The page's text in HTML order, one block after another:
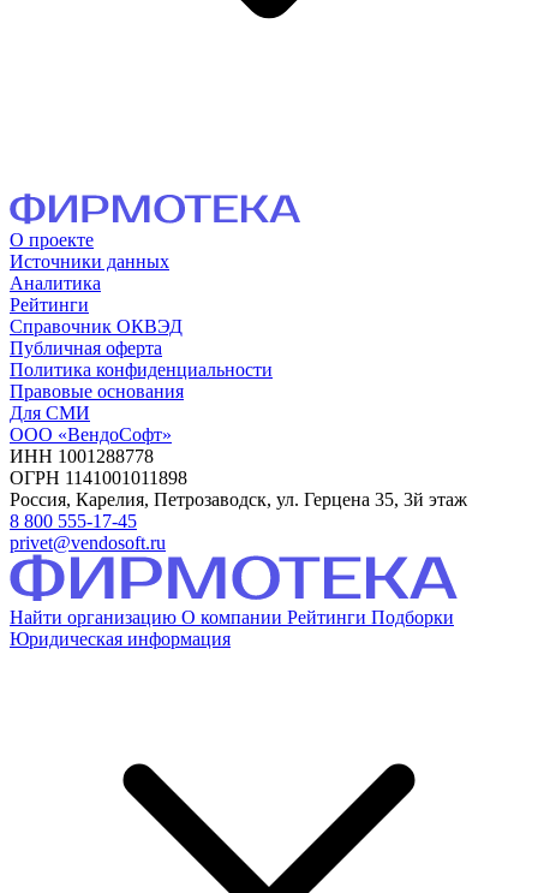
О проекте
Источники данных
Аналитика
Рейтинги
Справочник ОКВЭД
Публичная оферта
Политика конфиденциальности
Правовые основания
Для СМИ
ООО «ВендоСофт»
ИНН 1001288778
ОГРН 1141001011898
Россия, Карелия, Петрозаводск, ул. Герцена 35, 3й этаж
8 800 555-17-45
privet@vendosoft.ru
Найти организацию О компании Рейтинги Подборки
Юридическая информация